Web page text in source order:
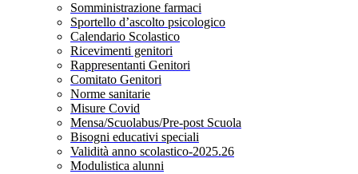
Somministrazione farmaci
Sportello d’ascolto psicologico
Calendario Scolastico
Ricevimenti genitori
Rappresentanti Genitori
Comitato Genitori
Norme sanitarie
Misure Covid
Mensa/Scuolabus/Pre-post Scuola
Bisogni educativi speciali
Validità anno scolastico-2025.26
Modulistica alunni